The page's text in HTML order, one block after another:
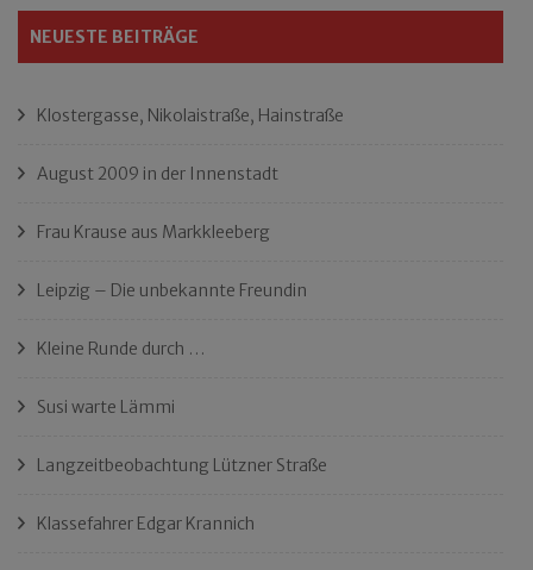
NEUESTE BEITRÄGE
Klostergasse, Nikolaistraße, Hainstraße
August 2009 in der Innenstadt
Frau Krause aus Markkleeberg
Leipzig – Die unbekannte Freundin
Kleine Runde durch …
Susi warte Lämmi
Langzeitbeobachtung Lützner Straße
Klassefahrer Edgar Krannich